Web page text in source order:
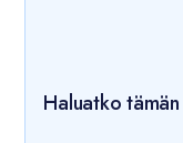
Haluatko